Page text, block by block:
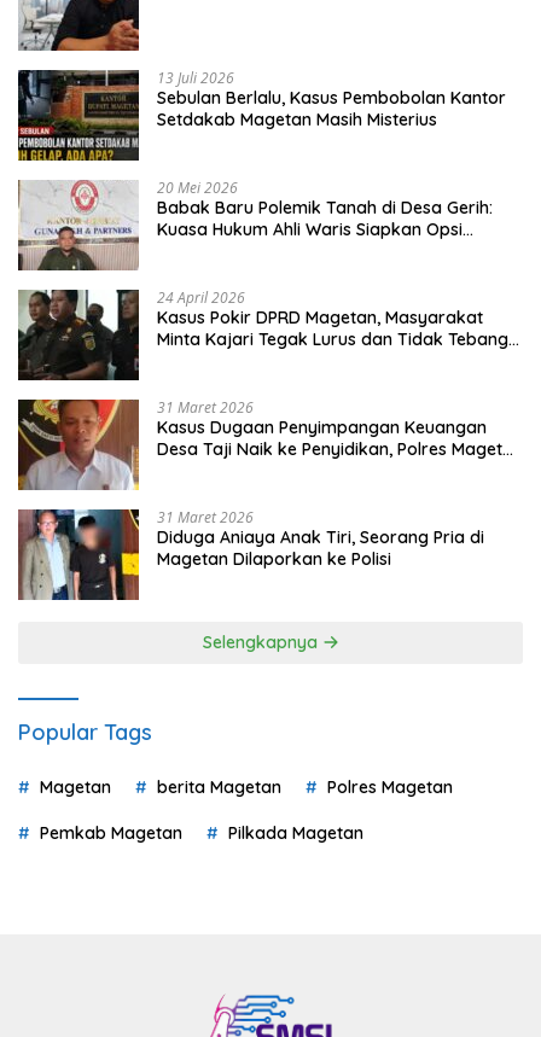
13 Juli 2026
Sebulan Berlalu, Kasus Pembobolan Kantor
Setdakab Magetan Masih Misterius
20 Mei 2026
Babak Baru Polemik Tanah di Desa Gerih:
Kuasa Hukum Ahli Waris Siapkan Opsi
24 April 2026
Kasus Pokir DPRD Magetan, Masyarakat
Minta Kajari Tegak Lurus dan Tidak Tebang
31 Maret 2026
Kasus Dugaan Penyimpangan Keuangan
Desa Taji Naik ke Penyidikan, Polres Magetan
31 Maret 2026
Diduga Aniaya Anak Tiri, Seorang Pria di
Magetan Dilaporkan ke Polisi
Selengkapnya
Popular Tags
Magetan berita Magetan Polres Magetan
Pemkab Magetan Pilkada Magetan